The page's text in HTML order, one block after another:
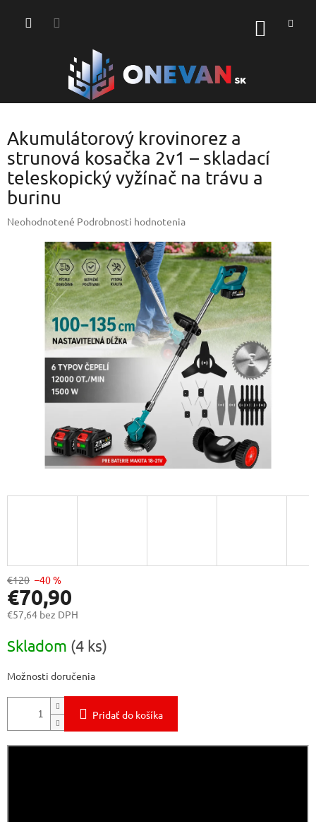
Akumulátorový krovinorez a
strunová kosačka 2v1 – skladací
teleskopický vyžínač na trávu a
burinu
Priemerné
produktu
hviezdičiek.
Neohodnotené Podrobnosti hodnotenia
€120 –40 %
€70,90
€57,64 bez DPH
cena:
Skladom (4 ks)
Možnosti doručenia
Pridať do košíka